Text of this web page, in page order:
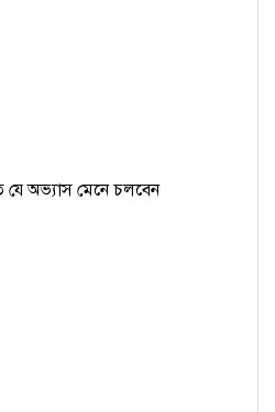
অভ্যাস মেনে চলবেন